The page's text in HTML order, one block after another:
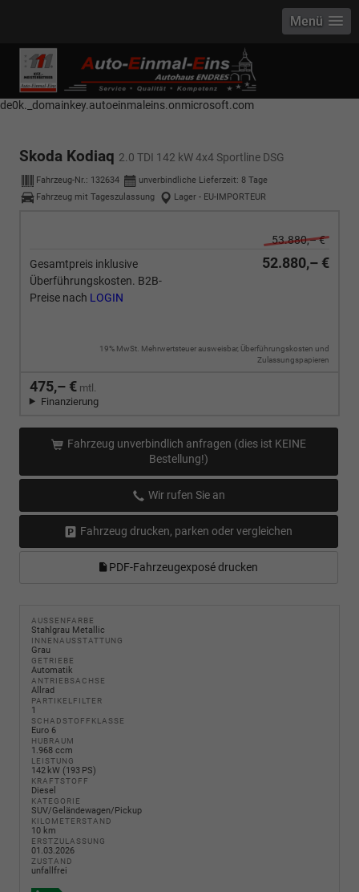
------------ Host Name : selector1._domainkey Points to address or value:
selector1-aee-de0k._domainkey.autoeinmaleins.onmicrosoft.com Host
Name : selector2._domainkey Points to address or value: selector2-aee-
de0k._domainkey.autoeinmaleins.onmicrosoft.com
Menü
Skoda Kodiaq 2.0 TDI 142 kW 4x4 Sportline DSG
Fahrzeug-Nr.: 132634 unverbindliche Lieferzeit: 8 Tage
Fahrzeug mit Tageszulassung
Lager - EU-IMPORTEUR
53.880,– €
Gesamtpreis inklusive
Überführungskosten. B2B-
Preise nach LOGIN
52.880,– €
19% MwSt. Mehrwertsteuer ausweisbar, Überführungskosten und
Zulassungspapieren
475,– € mtl.
Finanzierung
Fahrzeug unverbindlich anfragen (dies ist KEINE
Bestellung!)
Wir rufen Sie an
Fahrzeug drucken, parken oder vergleichen
PDF-Fahrzeugexposé drucken
AUSSENFARBE
Stahlgrau Metallic
INNENAUSSTATTUNG
Grau
GETRIEBE
Automatik
ANTRIEBSACHSE
Allrad
PARTIKELFILTER
1
SCHADSTOFFKLASSE
Euro 6
HUBRAUM
1.968 ccm
LEISTUNG
142 kW (193 PS)
KRAFTSTOFF
Diesel
KATEGORIE
SUV/Geländewagen/Pickup
KILOMETERSTAND
10 km
ERSTZULASSUNG
01.03.2026
ZUSTAND
unfallfrei